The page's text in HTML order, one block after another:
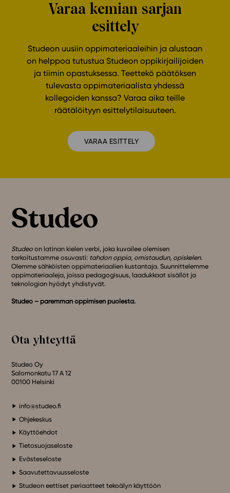
Varaa kemian sarjan
esittely
Studeon uusiin oppimateriaaleihin ja alustaan
on helppoa tutustua Studeon oppikirjailijoiden
ja tiimin opastuksessa. Teettekö päätöksen
tulevasta oppimateriaalista yhdessä
kollegoiden kanssa? Varaa aika teille
räätälöityyn esittelytilaisuuteen.
VARAA ESITTELY
Studeo on latinan kielen verbi, joka kuvailee olemisen
tarkoitustamme osuvasti: tahdon oppia, omistaudun, opiskelen.
Olemme sähköisten oppimateriaalien kustantaja. Suunnittelemme
oppimateriaaleja, joissa pedagogisuus, laadukkaat sisällöt ja
teknologian hyödyt yhdistyvät.
Studeo – paremman oppimisen puolesta.
Ota yhteyttä
Studeo Oy
Salomonkatu 17 A 12
00100 Helsinki
info@studeo.fi
Ohjekeskus
Käyttöehdot
Tietosuojaseloste
Evästeseloste
Saavutettavuusseloste
Studeon eettiset periaatteet tekoälyn käyttöön